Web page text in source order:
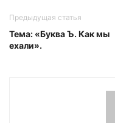
Предыдущая статья
Тема: «Буква Ъ. Как мы
ехали».